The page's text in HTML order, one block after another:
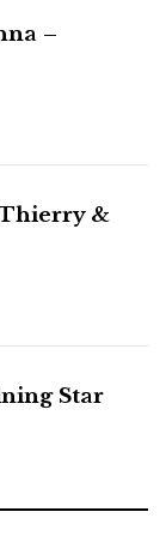
–
Thierry &
Star